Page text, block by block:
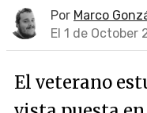
Por Marco
El 1 de October
El veterano